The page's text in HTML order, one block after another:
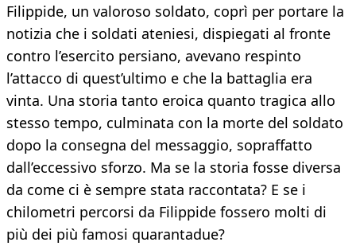
Filippide, un valoroso soldato, coprì per portare la
notizia che i soldati ateniesi, dispiegati al fronte
contro l’esercito persiano, avevano respinto
l’attacco di quest’ultimo e che la battaglia era
vinta. Una storia tanto eroica quanto tragica allo
stesso tempo, culminata con la morte del soldato
dopo la consegna del messaggio, sopraffatto
dall’eccessivo sforzo. Ma se la storia fosse diversa
da come ci è sempre stata raccontata? E se i
chilometri percorsi da Filippide fossero molti di
più dei più famosi quarantadue?